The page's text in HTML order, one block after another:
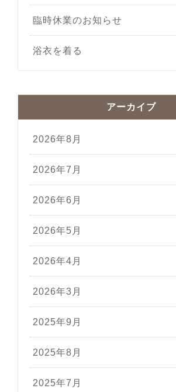
臨時休業のお知らせ
浴衣を着る
アーカイブ
2026年8月
2026年7月
2026年6月
2026年5月
2026年4月
2026年3月
2025年9月
2025年8月
2025年7月